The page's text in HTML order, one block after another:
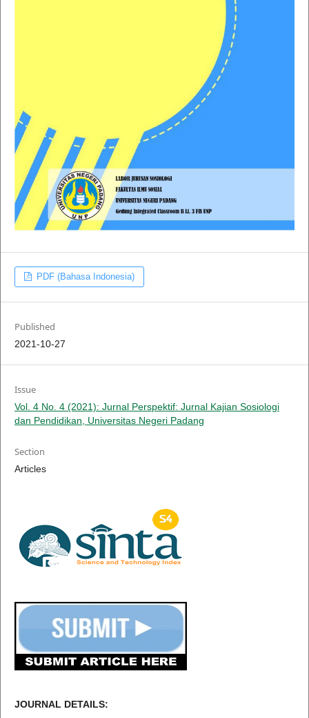
PDF (Bahasa Indonesia)
Published
2021-10-27
Issue
Vol. 4 No. 4 (2021): Jurnal Perspektif: Jurnal Kajian Sosiologi
dan Pendidikan, Universitas Negeri Padang
Section
Articles
JOURNAL DETAILS: